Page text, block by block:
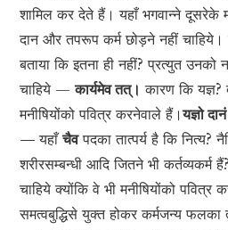
शामिल कर देते हैं। यहाँ भगवान्ने दूसरेके
दान और तपरूप कर्म छोड़ने नहीं
बताया कि इतना ही नहीं? प्रत्युत
चाहिये —कार्यमेव तत्। कारण कि
मनीषियोंको पवित्र करनेवाले हैं।यज्ञो
—यहाँचैवपदका तात्पर्य है कि नित्य?
शरीरसम्बन्धी आदि जितने भी
चाहिये क्योंकि वे भी मनीषियोंको पवित्र
समत्वबुद्धिसे युक्त होकर कर्मजन्य फलका